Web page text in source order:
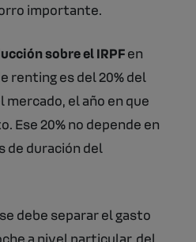
importante.
sobre el IRPFen
renting es del 20% del
el año en que
Ese 20% no depende en
de duración del
debe separar el gasto
a nivel particular, del